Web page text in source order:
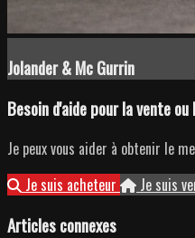
Jolander & Mc Gurrin
Besoin d'aide pour la vente
Je peux vous aider à obtenir le
Je suis acheteur
Je suis
Articles connexes